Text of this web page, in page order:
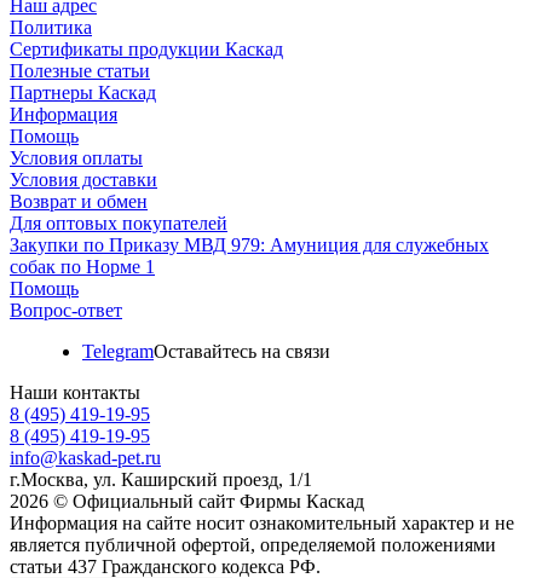
Наш адрес
Политика
Сертификаты продукции Каскад
Полезные статьи
Партнеры Каскад
Информация
Помощь
Условия оплаты
Условия доставки
Возврат и обмен
Для оптовых покупателей
Закупки по Приказу МВД 979: Амуниция для служебных
собак по Норме 1
Помощь
Вопрос-ответ
TelegramОставайтесь на связи
Наши контакты
8 (495) 419-19-95
8 (495) 419-19-95
info@kaskad-pet.ru
г.Москва, ул. Каширский проезд, 1/1
2026 © Официальный сайт Фирмы Каскад
Информация на сайте носит ознакомительный характер и не
является публичной офертой, определяемой положениями
статьи 437 Гражданского кодекса РФ.